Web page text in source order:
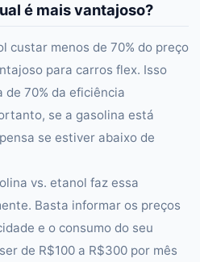
é mais vantajoso?
custar menos de 70% do preço
para carros flex. Isso
70% da eficiência
se a gasolina está
se estiver abaixo de
vs. etanol faz essa
Basta informar os preços
e o consumo do seu
de R$100 a R$300 por mês